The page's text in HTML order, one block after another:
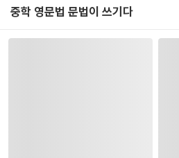
중학 영문법 문법이 쓰기다